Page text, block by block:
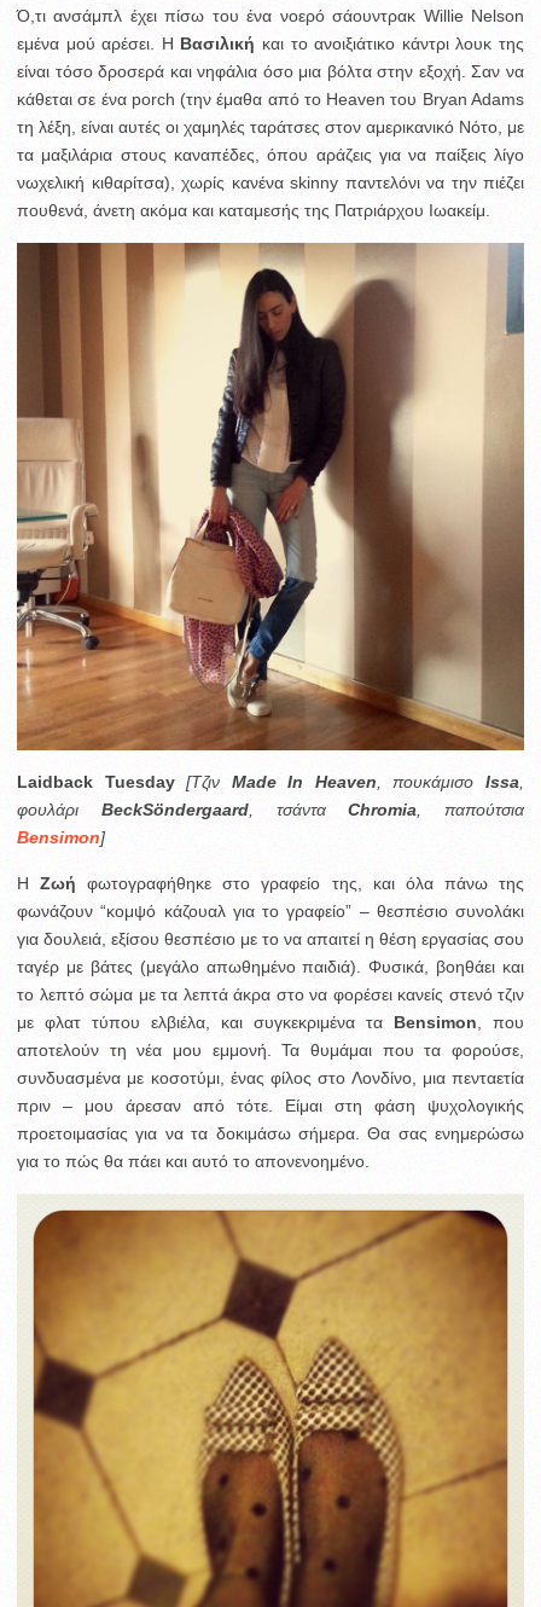
Ό,τι ανσάμπλ έχει πίσω του ένα νοερό σάουντρακ Willie Nelson
εμένα μού αρέσει. Η Βασιλική και το ανοιξιάτικο κάντρι λουκ της
είναι τόσο δροσερά και νηφάλια όσο μια βόλτα στην εξοχή. Σαν να
κάθεται σε ένα porch (την έμαθα από το Heaven του Bryan Adams
τη λέξη, είναι αυτές οι χαμηλές ταράτσες στον αμερικανικό Νότο, με
τα μαξιλάρια στους καναπέδες, όπου αράζεις για να παίξεις λίγο
νωχελική κιθαρίτσα), χωρίς κανένα skinny παντελόνι να την πιέζει
πουθενά, άνετη ακόμα και καταμεσής της Πατριάρχου Ιωακείμ.
Laidback Tuesday[Τζιν Made In Heaven , πουκάμισοIssa
φουλάρι BeckSöndergaard, τσάνταChromia , παπούτσια
Bensimon]
ΗΖωή φωτογραφήθηκε στο γραφείο της, και όλα πάνω της
φωνάζουν “κομψό κάζουαλ για το γραφείο” – θεσπέσιο συνολάκι
για δουλειά, εξίσου θεσπέσιο με το να απαιτεί η θέση εργασίας σου
ταγέρ με βάτες (μεγάλο απωθημένο παιδιά). Φυσικά, βοηθάει και
το λεπτό σώμα με τα λεπτά άκρα στο να φορέσει κανείς στενό τζιν
με φλατ τύπου ελβιέλα, και συγκεκριμένα τα Bensimon , που
αποτελούν τη νέα μου εμμονή. Τα θυμάμαι που τα φορούσε,
συνδυασμένα με κοσοτύμι, ένας φίλος στο Λονδίνο, μια πενταετία
πριν – μου άρεσαν από τότε. Είμαι στη φάση ψυχολογικής
προετοιμασίας για να τα δοκιμάσω σήμερα. Θα σας ενημερώσω
για το πώς θα πάει και αυτό το απονενοημένο.